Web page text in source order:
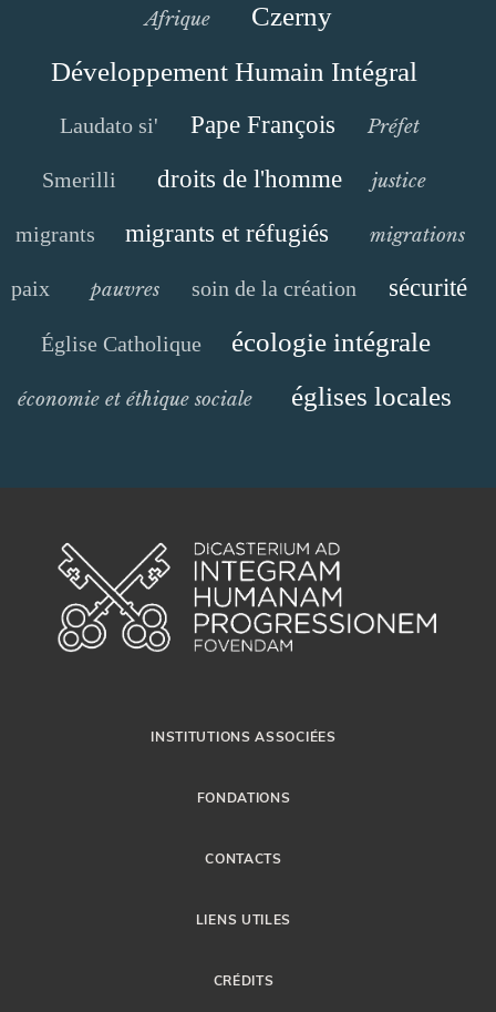
Afrique
Czerny
Développement Humain Intégral
Laudato si' Pape François Préfet
Smerilli droits de l'homme justice
migrants migrants et réfugiés migrations
paix pauvres soin de la création sécurité
Église Catholique écologie intégrale
économie et éthique sociale églises locales
INSTITUTIONS ASSOCIÉES
FONDATIONS
CONTACTS
LIENS UTILES
CRÉDITS